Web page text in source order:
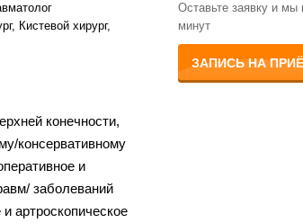
Оставьте заявку и мы
минут
ЗАПИСЬ НА
Кистевой хирург,
конечности,
консервативному
и
заболеваний
артроскопическое